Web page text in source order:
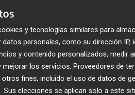
al diccionario que propone
musical con el que entrelaza
lenguajes como el jazz.
obra en la que suena guitarra de
piano ( Isabel Ruiz ), voz (
un elenco que compone una obra
y tecnologías similares para
personales, como su dirección IP,
y contenido personalizados, medir
los servicios. Proveedores de
fines, incluido el uso de datos de
elecciones se aplican solo a este